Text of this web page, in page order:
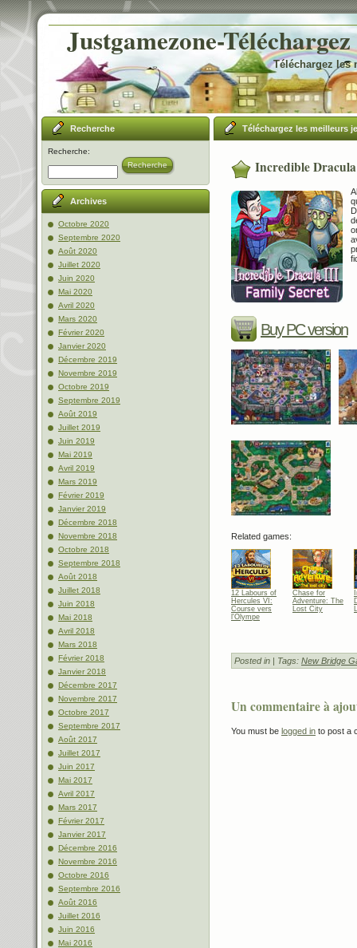
Justgamezone-
Téléchargez les
Recherche
Recherche:
Recherche
Archives
Octobre 2020
Septembre 2020
Août 2020
Juillet 2020
Juin 2020
Mai 2020
Avril 2020
Mars 2020
Février 2020
Janvier 2020
Décembre 2019
Novembre 2019
Octobre 2019
Septembre 2019
Août 2019
Juillet 2019
Juin 2019
Mai 2019
Avril 2019
Mars 2019
Février 2019
Janvier 2019
Décembre 2018
Novembre 2018
Octobre 2018
Septembre 2018
Août 2018
Juillet 2018
Juin 2018
Mai 2018
Avril 2018
Mars 2018
Février 2018
Janvier 2018
Décembre 2017
Novembre 2017
Octobre 2017
Septembre 2017
Août 2017
Juillet 2017
Juin 2017
Mai 2017
Avril 2017
Mars 2017
Février 2017
Janvier 2017
Décembre 2016
Novembre 2016
Octobre 2016
Septembre 2016
Août 2016
Juillet 2016
Juin 2016
Mai 2016
Téléchargez les meilleurs
Incredible
Buy PC version
Related games:
12 Labours of
Hercules VI:
Course vers
l'Olympe
Chase for
Adventure: The
Lost City
Posted in | Tags: New Bridge
Un commentaire à
You must be logged in to post a